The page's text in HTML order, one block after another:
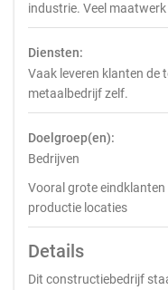
industrie. Veel
Diensten:
Vaak leveren klanten de
metaalbedrijf zelf.
Doelgroep(en):
Bedrijven
Vooral grote
productie locaties
Details
Dit constructiebedrijf